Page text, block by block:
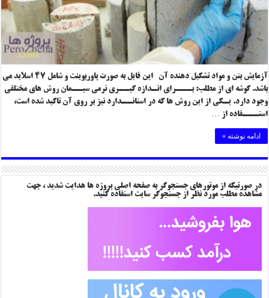
آزمایش بتن و مواد تشکیل دهنده آن این فایل به صورت پاورپوینت و شامل ۴۷ اسلاید می
باشد. گوشه ای از مطلب: بـــرای انـدازه گیــری نرمی سیــمان روش های مختلفی
وجود دارد. یـکی از این روش ها که در استانــدارد نیز بر روی آن تاکید شده است،
استـــفاده از …
ادامه نوشته »
در صورتیکه از موتورهای جستجوگر به صفحه اصلی پروژه ها هدایت شدید ، جهت
مشاهده مطلب مورد نظر از جستجوگر سایت استفاده کنید.